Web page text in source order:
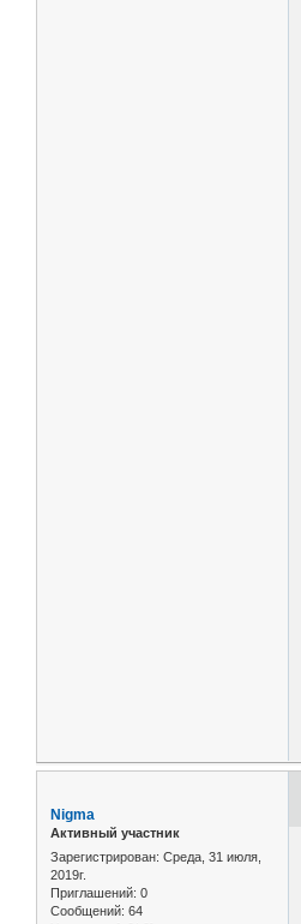
Nigma
Активный участник
Зарегистрирован: Среда, 31 июля,
2019г.
Приглашений: 0
Сообщений: 64